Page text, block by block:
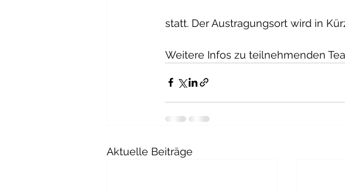
statt. Der Austragungsort wird in
Weitere Infos zu teilnehmenden
Aktuelle Beiträge